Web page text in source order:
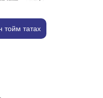
тойм татах